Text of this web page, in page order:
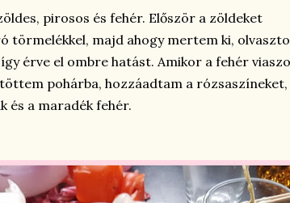
pirosos és fehér. Először a zöldeket
törmelékkel, majd ahogy mertem ki,
érve el ombre hatást. Amikor a fehér
pohárba, hozzáadtam a rózsaszíneket,
és a maradék fehér.